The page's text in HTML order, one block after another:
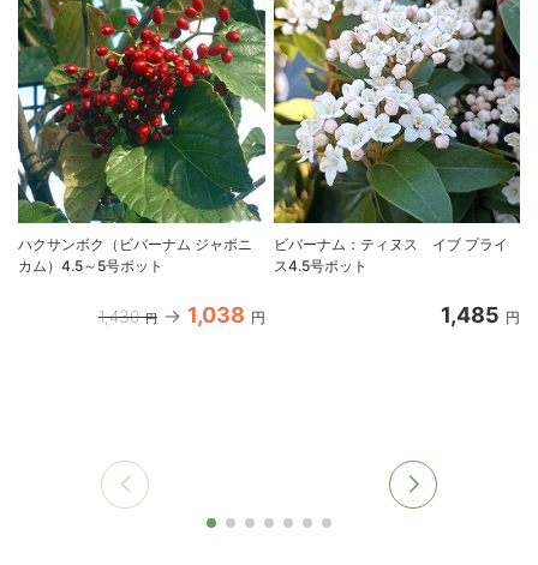
ハクサンボク（ビバーナム ジャポニ
カム）4.5～5号ポット
1,430 円 1,038 円
ビバーナム：ティヌス イブ プライ
ス4.5号ポット
1,485 円